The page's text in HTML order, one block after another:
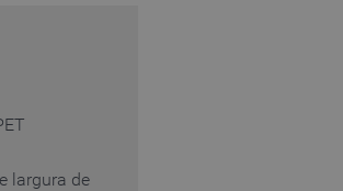
largura de